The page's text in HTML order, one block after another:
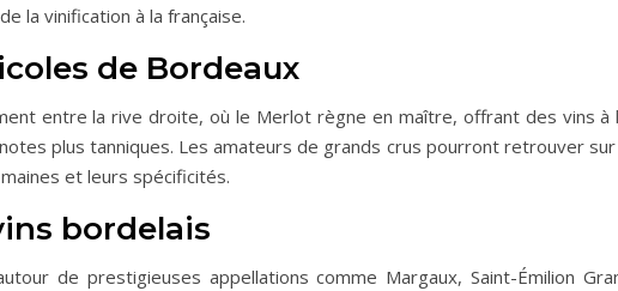
la vinification à la française.
de Bordeaux
entre la rive droite, où le Merlot règne en maître, offrant des vins
plus tanniques. Les amateurs de grands crus pourront retrouver sur
et leurs spécificités.
bordelais
de prestigieuses appellations comme Margaux, Saint-Émilion